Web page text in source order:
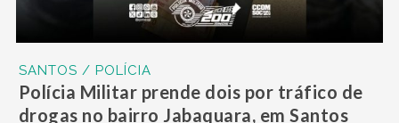
SANTOS / POLÍCIA
Polícia Militar prende dois por tráfico de
drogas no bairro Jabaquara, em Santos